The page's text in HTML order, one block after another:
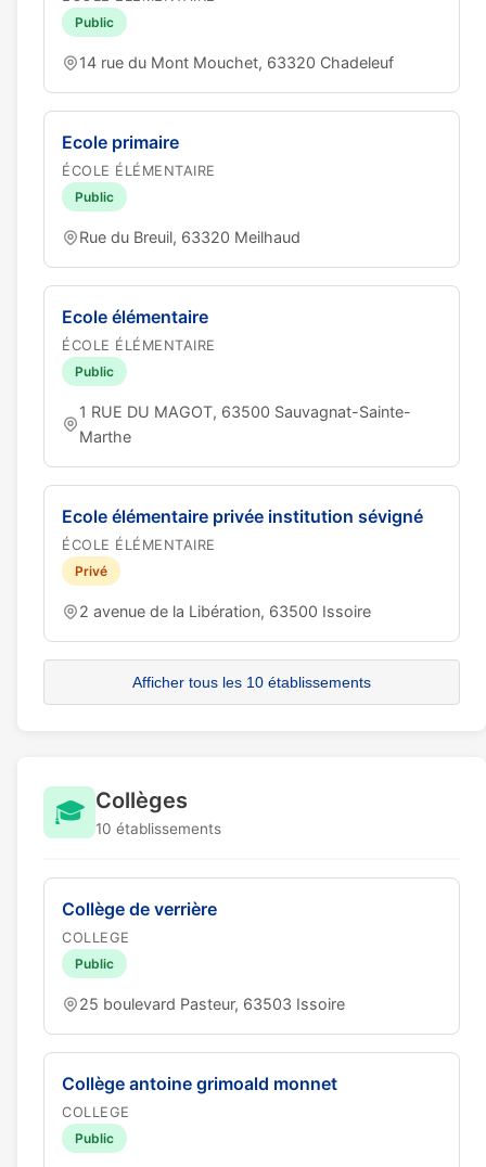
Public
14 rue du Mont Mouchet, 63320 Chadeleuf
Ecole primaire
ÉCOLE ÉLÉMENTAIRE
Public
Rue du Breuil, 63320 Meilhaud
Ecole élémentaire
ÉCOLE ÉLÉMENTAIRE
Public
1 RUE DU MAGOT, 63500 Sauvagnat-Sainte-
Marthe
Ecole élémentaire privée institution sévigné
ÉCOLE ÉLÉMENTAIRE
Privé
2 avenue de la Libération, 63500 Issoire
Afficher tous les 10 établissements
🎓 Collèges
10 établissements
Collège de verrière
COLLEGE
Public
25 boulevard Pasteur, 63503 Issoire
Collège antoine grimoald monnet
COLLEGE
Public